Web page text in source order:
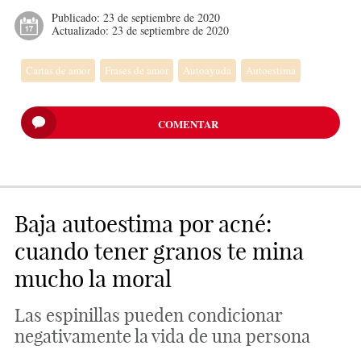
Publicado: 23 de septiembre de 2020
Actualizado: 23 de septiembre de 2020
Cartas de amor Frases de amor Autoayuda Autoestima
COMENTAR
Baja autoestima por acné:
cuando tener granos te mina
mucho la moral
Las espinillas pueden condicionar
negativamente la vida de una persona